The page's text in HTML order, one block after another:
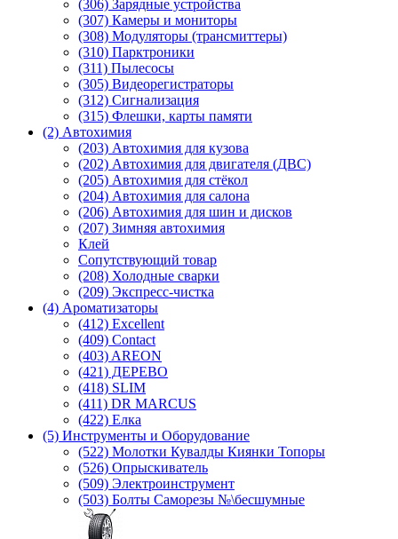
(306) Зарядные устройства
(307) Камеры и мониторы
(308) Модуляторы (трансмиттеры)
(310) Парктроники
(311) Пылесосы
(305) Видеорегистраторы
(312) Сигнализация
(315) Флешки, карты памяти
(2) Автохимия
(203) Автохимия для кузова
(202) Автохимия для двигателя (ДВС)
(205) Автохимия для стёкол
(204) Автохимия для салона
(206) Автохимия для шин и дисков
(207) Зимняя автохимия
Клей
Сопутствующий товар
(208) Холодные сварки
(209) Экспреcс-чистка
(4) Ароматизаторы
(412) Excellent
(409) Contact
(403) AREON
(421) ДЕРЕВО
(418) SLIM
(411) DR MARCUS
(422) Елка
(5) Инструменты и Оборудование
(522) Молотки Кувалды Киянки Топоры
(526) Опрыскиватель
(509) Электроинструмент
(503) Болты Саморезы №\бесшумные